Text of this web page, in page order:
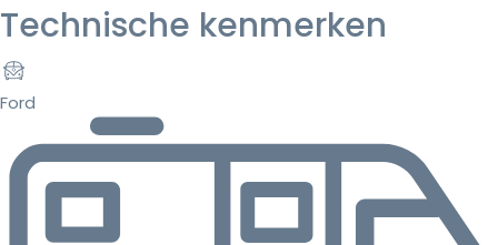
Technische kenmerken
Ford